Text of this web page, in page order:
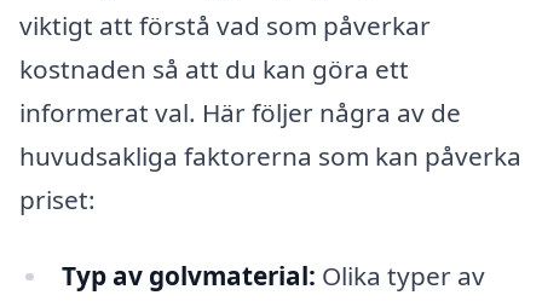
viktigt att förstå vad som påverkar
kostnaden så att du kan göra ett
informerat val. Här följer några av de
huvudsakliga faktorerna som kan påverka
priset:
Typ av golvmaterial: Olika typer av